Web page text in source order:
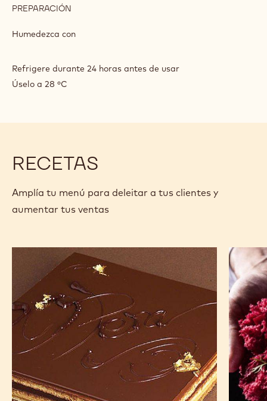
PREPARACIÓN
OSCURO
Humedezca con
Refrigere durante 24 horas antes de usar
Úselo a 28 ºC
RECETAS
Amplía tu menú para deleitar a tus clientes y
aumentar tus ventas
Inside
Out
Cake